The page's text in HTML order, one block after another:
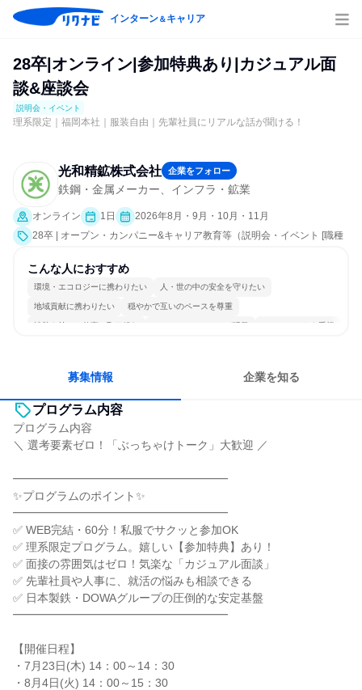
インターン＆キャリア
28卒|オンライン|参加特典あり|カジュアル面
談&座談会
説明会・イベント
理系限定｜福岡本社｜服装自由｜先輩社員にリアルな話が聞ける！
光和精鉱株式会社 企業をフォロー
鉄鋼・金属メーカー、インフラ・鉱業
オンライン 1日
2026年8月・9月・10月・11月
28卒 | オープン・カンパニー&キャリア教育等（説明会・イベント [職種
こんな人におすすめ
環境・エコロジーに携わりたい 人・世の中の安全を守りたい
地域貢献に携わりたい 穏やかで互いのペースを尊重
情熱を持って仕事に取り組む コミュニケーションが活発 チームワークを重視
募集情報 企業を知る
プログラム内容
プログラム内容
＼ 選考要素ゼロ！「ぶっちゃけトーク」大歓迎 ／
━━━━━━━━━━━━━━━━━━━
✨プログラムのポイント✨
━━━━━━━━━━━━━━━━━━━
✅ WEB完結・60分！私服でサクッと参加OK
✅ 理系限定プログラム。嬉しい【参加特典】あり！
✅ 面接の雰囲気はゼロ！気楽な「カジュアル面談」
✅ 先輩社員や人事に、就活の悩みも相談できる
✅ 日本製鉄・DOWAグループの圧倒的な安定基盤
━━━━━━━━━━━━━━━━━━━
【開催日程】
・7月23日(木) 14：00～14：30
・8月4日(火) 14：00～15：30